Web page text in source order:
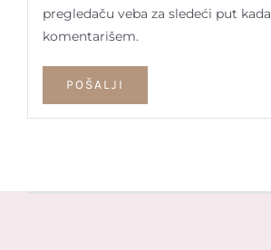
pregledaču veba za sledeći put kada
komentarišem.